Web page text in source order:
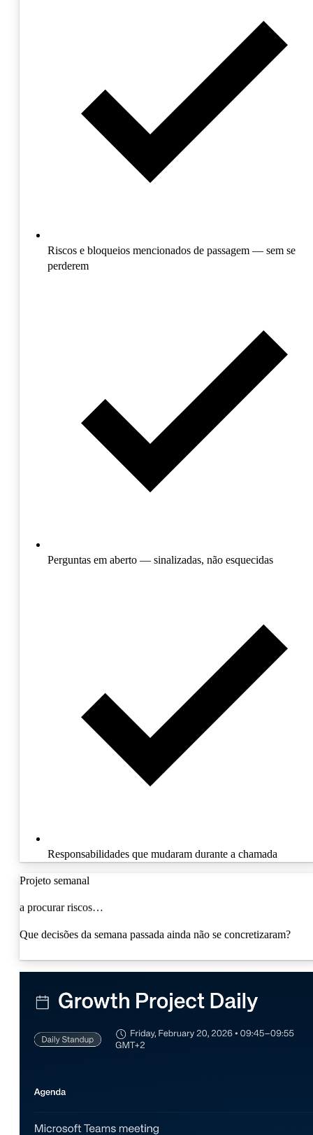
Riscos e bloqueios mencionados de passagem — sem se
perderem
Perguntas em aberto — sinalizadas, não esquecidas
Responsabilidades que mudaram durante a chamada
Projeto semanal
a analisar prioridades…
a procurar riscos…
a mapear dependências…
Quem é responsável pelos bloqueios de que ninguém fala?
Que decisões da semana passada ainda não se concretizaram?
Que compromissos estão em risco neste sprint?
O que vai falhar nos próximos 14 dias se nada mudar?